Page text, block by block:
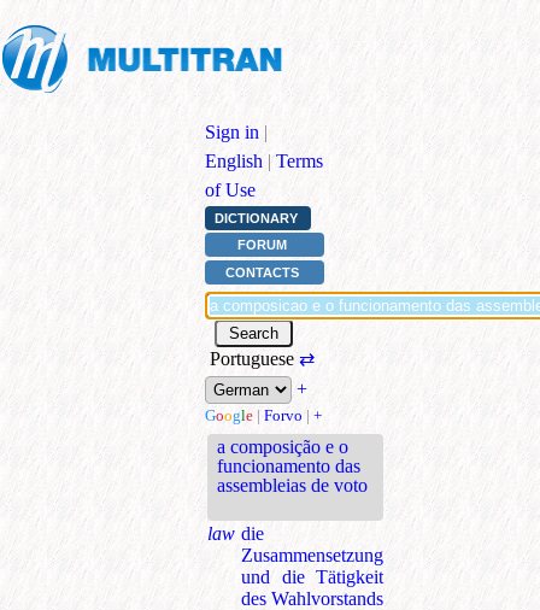
Sign in |
English | Terms
of Use
DICTIONARY
FORUM
CONTACTS
Portuguese ⇄
+
Google | Forvo | +
a composição e o
funcionamento das
assembleias de voto
law die
Zusammensetzung
und die Tätigkeit
des Wahlvorstands